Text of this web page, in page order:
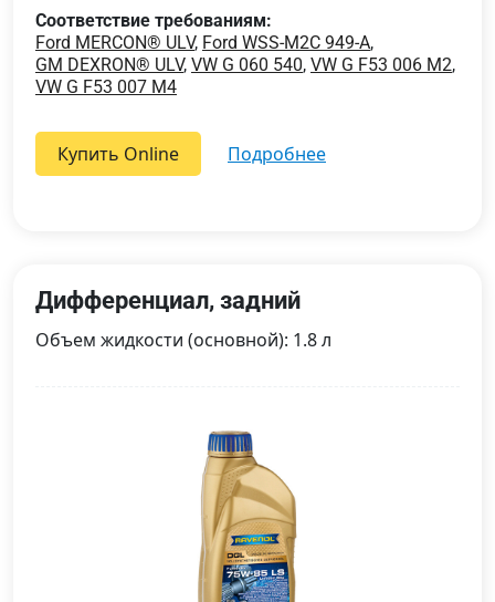
Соответствие требованиям:
Ford MERCON® ULV, Ford WSS-M2C 949-A,
GM DEXRON® ULV, VW G 060 540, VW G F53 006 M2,
VW G F53 007 M4
Купить Online подробнее
Дифференциал, задний
Объем жидкости (основной): 1.8 л